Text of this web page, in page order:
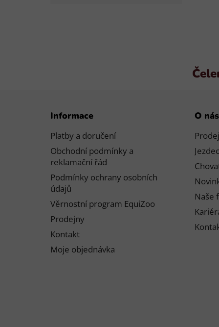
Informace
Platby a doručení
Obchodní podmínky a
reklamační řád
Podmínky ochrany osobních
údajů
Věrnostní program EquiZoo
Prodejny
Kontakt
Moje objednávka
O nás
Naše